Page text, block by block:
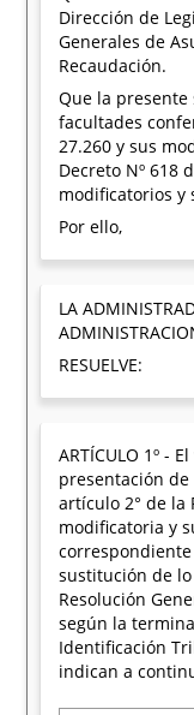
Dirección de
Generales de
Recaudación.
Que la presente
facultades
27.260 y sus
Decreto Nº 618
modificatorios y
Por ello,
LA
RESUELVE:
ARTÍCULO 1º -
presentación
artículo 2° de la
modificatoria y
sustitución de
Resolución
según la
Identificación
indican a